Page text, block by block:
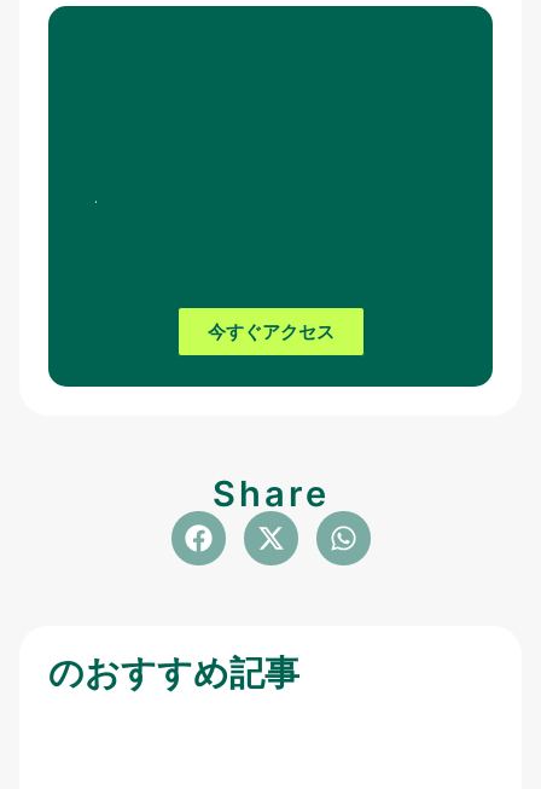
Fitness Gymの場所
今すぐアクセス
Share
のおすすめ記事